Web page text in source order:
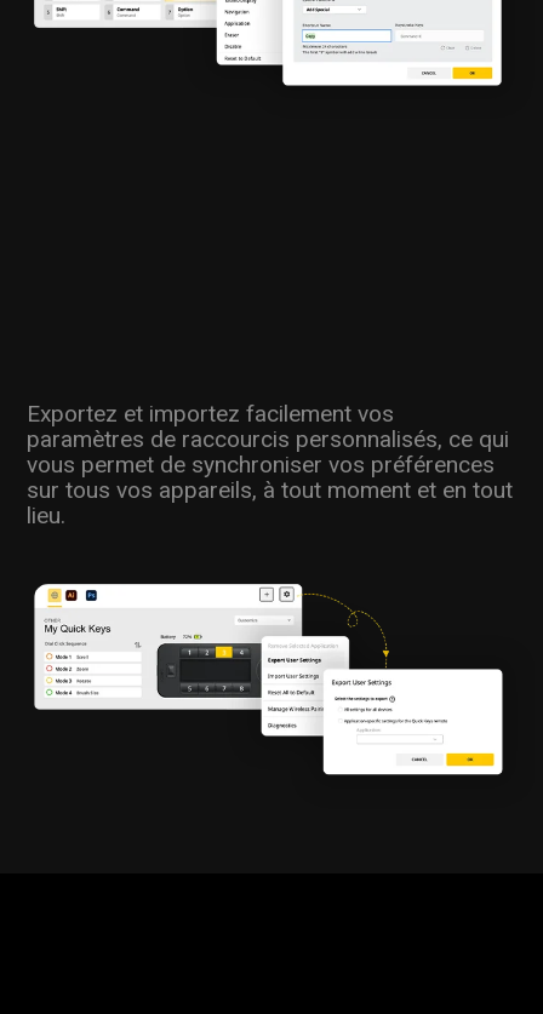
Exportez et importez facilement vos
paramètres de raccourcis personnalisés, ce qui
vous permet de synchroniser vos préférences
sur tous vos appareils, à tout moment et en tout
lieu.